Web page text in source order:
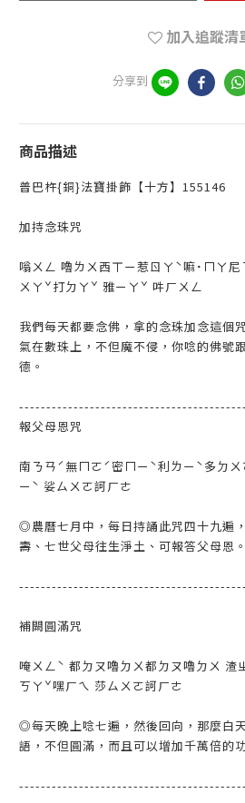
加入追蹤清
分享到
商品描述
普巴杵{銅}法寶掛飾【十方】155146
加持念珠咒
嗡ㄨㄥ 嚕ㄌㄨ西ㄒㄧ惹ㄖㄚˋ嘛˙ㄇㄚ
ㄨㄚˇ打ㄉㄚˇ 雅ㄧㄚˇ 吽ㄏㄨㄥ
我們每天都要念佛，拿的念珠加念這個
氣在數珠上，不但魔不侵，你唸的佛號
德。
報父母恩咒
南ㄋㄢˊ無ㄇㄛˊ密ㄇㄧˋ利ㄌㄧˋ多ㄉ
ㄧˋ 娑ㄙㄨㄛ訶ㄏㄜ
◎農曆七月中，每日持誦此咒四十九遍
壽、七世父母往生淨土、可報答父母恩。
補闕圓滿咒
唵ㄨㄥˋ 都ㄉㄡ嚕ㄉㄨ都ㄉㄡ嚕ㄉㄨ 渣
ㄎㄚˇ嘿ㄏㄟ 莎ㄙㄨㄛ訶ㄏㄜ
◎每天晚上唸七遍，然後回向，那麼白
語，不但圓滿，而且可以增加千萬倍的